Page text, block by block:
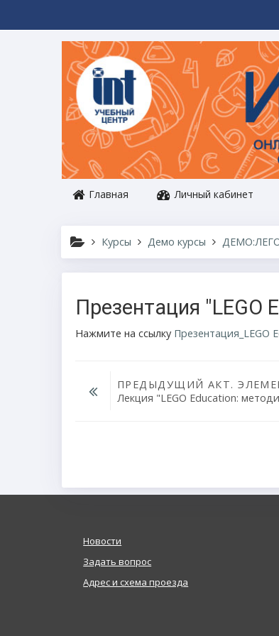
Главная Личный кабинет
Курсы Демо курсы
Презентация "LEGO
Нажмите на ссылку Презентация_LEGO
ПРЕДЫДУЩИЙ АКТ.
Лекция "LEGO Education:
Новости
Задать вопрос
Адрес и схема проезда